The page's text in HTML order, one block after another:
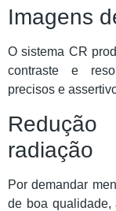
Imagens
O sistema CR
contraste e
precisos e
radiação
Por demandar
de boa